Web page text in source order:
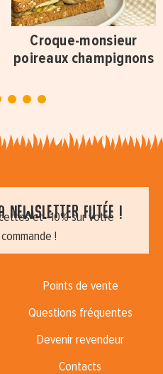
Croque-monsieur
poireaux champignons
6
newsletter futée !
et -10% sur votre
!
Points de vente
Questions fréquentes
Devenir revendeur
Contacts